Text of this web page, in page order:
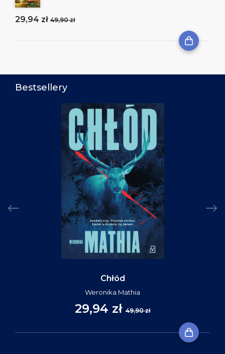
29,94 zł 49,90 zł
Bestsellery
Chłód
Weronika Mathia
29,94 zł 49,90 zł